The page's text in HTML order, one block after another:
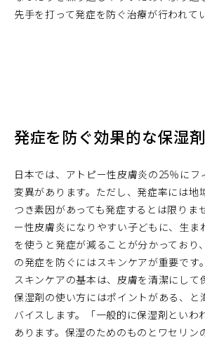
先手を打って発症を防ぐ治療が行われて
発症を防ぐ効果的な保湿
日本では、アトピー性皮膚炎の25％に
変異があります。ただし、発症率には地
つき素因があっても発症するとは限りま
ー性皮膚炎になりやすい子どもに、生ま
を使うと発症が減ることが分かっており
の発症を防ぐにはスキンケアが重要です。
スキンケアの基本は、皮膚を清潔にして
保湿剤の使い方にはポイントがある、と
バイスします。「一般的に保湿剤といわ
あります。保湿のためのものとワセリン